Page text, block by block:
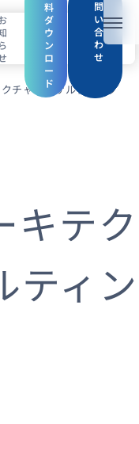
メニ
ら
料
ダ
ウ
ン
ロ
ー
ド
問
い
合
わ
せ
チャコンサルティング
キテク
ティン